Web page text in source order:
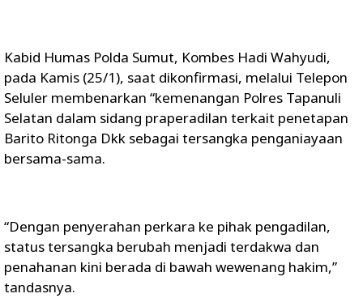
Kabid Humas Polda Sumut, Kombes Hadi Wahyudi,
pada Kamis (25/1), saat dikonfirmasi, melalui Telepon
Seluler membenarkan “kemenangan Polres Tapanuli
Selatan dalam sidang praperadilan terkait penetapan
Barito Ritonga Dkk sebagai tersangka penganiayaan
bersama-sama.
“Dengan penyerahan perkara ke pihak pengadilan,
status tersangka berubah menjadi terdakwa dan
penahanan kini berada di bawah wewenang hakim,”
tandasnya.